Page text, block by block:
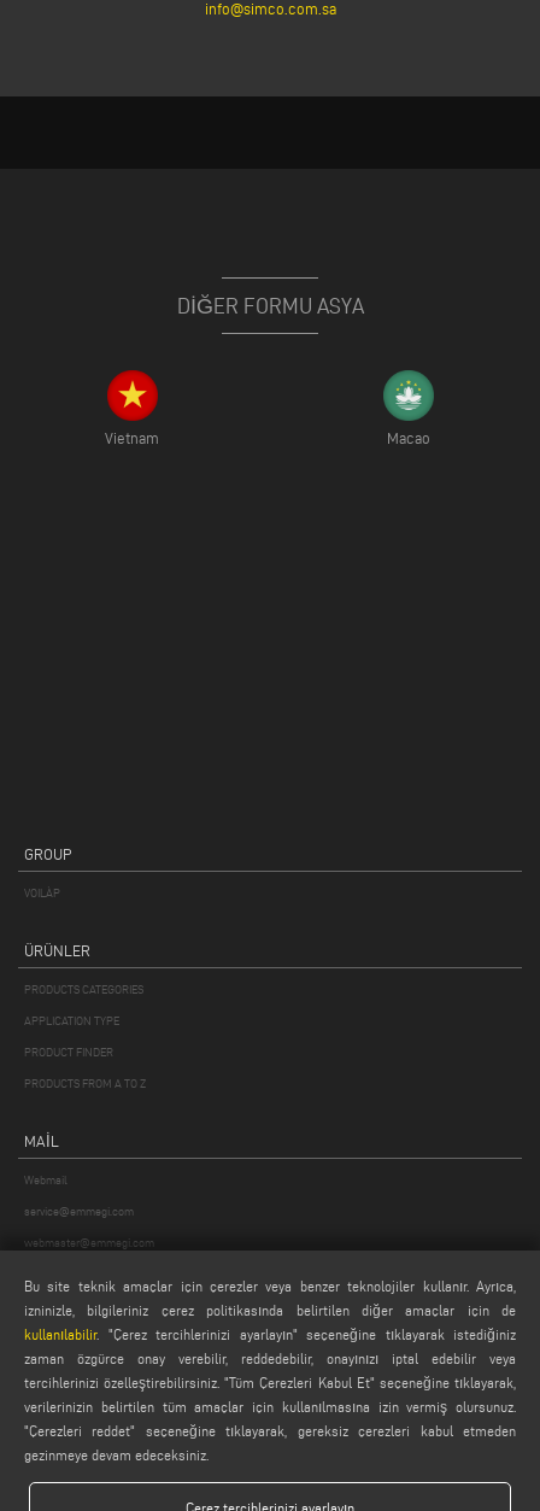
info@simco.com.sa
DİĞER FORMU ASYA
Vietnam Macao
GROUP
VOILÀP
ÜRÜNLER
PRODUCTS CATEGORIES
APPLICATION TYPE
PRODUCT FINDER
PRODUCTS FROM A TO Z
MAIL
Webmail
service@emmegi.com
webmaster@emmegi.com
FIND US ON
LEGALS
Bu site teknik amaçlar için çerezler veya benzer teknolojiler kullanır. Ayrıca,
izninizle, bilgileriniz çerez politikasında belirtilen diğer amaçlar için de
kullanılabilir. "Çerez tercihlerinizi ayarlayın" seçeneğine tıklayarak istediğiniz
zaman özgürce onay verebilir, reddedebilir, onayınızı iptal edebilir veya
tercihlerinizi özelleştirebilirsiniz. "Tüm Çerezleri Kabul Et" seçeneğine tıklayarak,
verilerinizin belirtilen tüm amaçlar için kullanılmasına izin vermiş olursunuz.
"Çerezleri reddet" seçeneğine tıklayarak, gereksiz çerezleri kabul etmeden
gezinmeye devam edeceksiniz.